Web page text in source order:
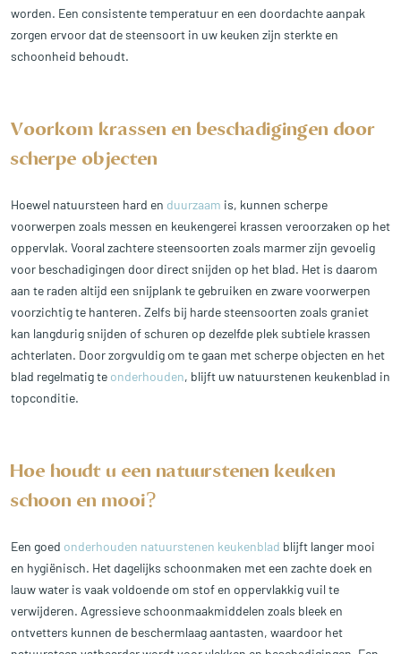
worden. Een consistente temperatuur en een doordachte aanpak
zorgen ervoor dat de steensoort in uw keuken zijn sterkte en
schoonheid behoudt.
Voorkom krassen en beschadigingen door
scherpe objecten
Hoewel natuursteen hard en duurzaam is, kunnen scherpe
voorwerpen zoals messen en keukengerei krassen veroorzaken op het
oppervlak. Vooral zachtere steensoorten zoals marmer zijn gevoelig
voor beschadigingen door direct snijden op het blad. Het is daarom
aan te raden altijd een snijplank te gebruiken en zware voorwerpen
voorzichtig te hanteren. Zelfs bij harde steensoorten zoals graniet
kan langdurig snijden of schuren op dezelfde plek subtiele krassen
achterlaten. Door zorgvuldig om te gaan met scherpe objecten en het
blad regelmatig te onderhouden, blijft uw natuurstenen keukenblad in
topconditie.
Hoe houdt u een natuurstenen keuken
schoon en mooi?
Een goed onderhouden natuurstenen keukenblad blijft langer mooi
en hygiënisch. Het dagelijks schoonmaken met een zachte doek en
lauw water is vaak voldoende om stof en oppervlakkig vuil te
verwijderen. Agressieve schoonmaakmiddelen zoals bleek en
ontvetters kunnen de beschermlaag aantasten, waardoor het